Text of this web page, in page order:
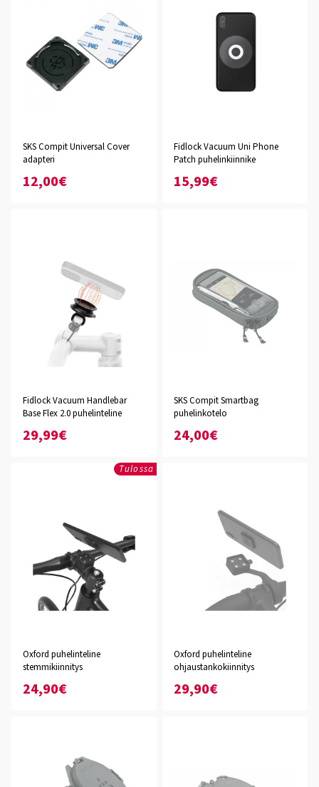
SKS Compit Universal Cover
adapteri
12,00€
Fidlock Vacuum Uni Phone
Patch puhelinkiinnike
15,99€
Fidlock Vacuum Handlebar
Base Flex 2.0 puhelinteline
29,99€
SKS Compit Smartbag
puhelinkotelo
24,00€
Tulossa
Oxford puhelinteline
stemmikiinnitys
24,90€
Oxford puhelinteline
ohjaustankokiinnitys
29,90€